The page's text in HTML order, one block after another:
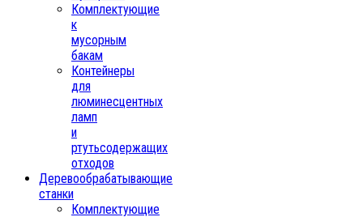
Комплектующие
к
мусорным
бакам
Контейнеры
для
люминесцентных
ламп
и
ртутьсодержащих
отходов
Деревообрабатывающие
станки
Комплектующие